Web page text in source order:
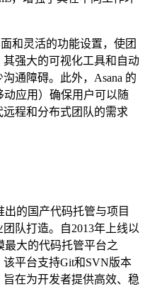
和灵活的功能设置，使团
强大的可视化工具和自动
通障碍。此外，Asana 的
动应用）确保用户可以随
程和分布式团队的需求
出的国产代码托管与项目
队打造。自2013年上线以
最大的代码托管平台之
平台支持Git和SVN版本
在为开发者提供高效、稳